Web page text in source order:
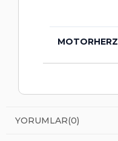
MOTORHERZ
YORUMLAR(0)